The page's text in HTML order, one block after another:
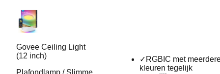
Govee Ceiling Light
(12 inch)
Plafondlamp / Slimme
✓ RGBIC met
kleuren tegelijk